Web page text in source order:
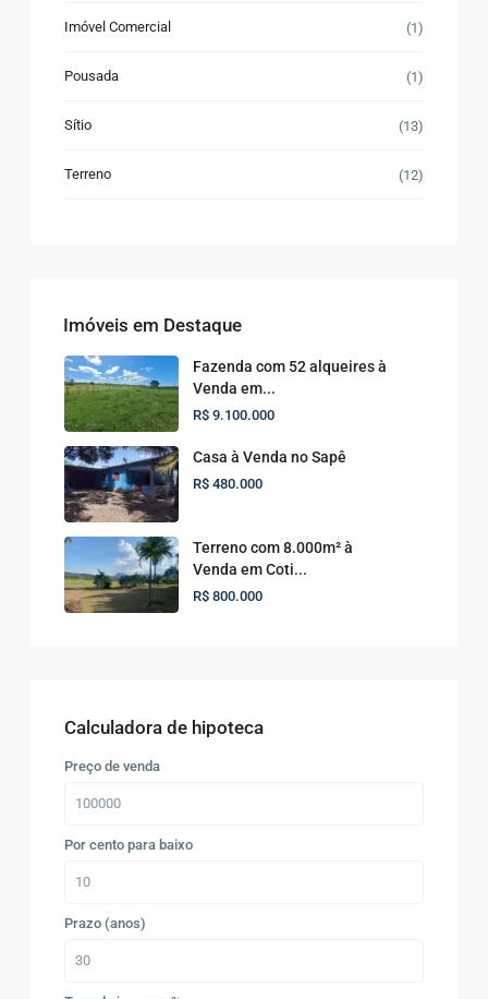
Imóvel Comercial (1)
Pousada (1)
Sítio (13)
Terreno (12)
Imóveis em Destaque
Fazenda com 52 alqueires à
Venda em...
R$ 9.100.000
Casa à Venda no Sapê
R$ 480.000
Terreno com 8.000m² à
Venda em Coti...
R$ 800.000
Calculadora de hipoteca
Preço de venda
Por cento para baixo
Prazo (anos)